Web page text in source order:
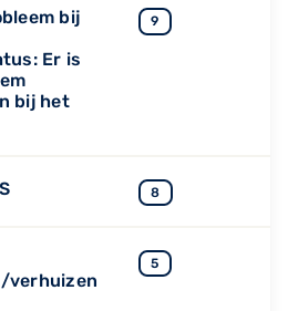
bij
Er is
bij het
9
8
verhuizen
5